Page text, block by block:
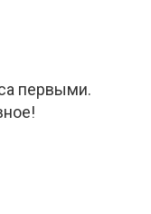
первыми.